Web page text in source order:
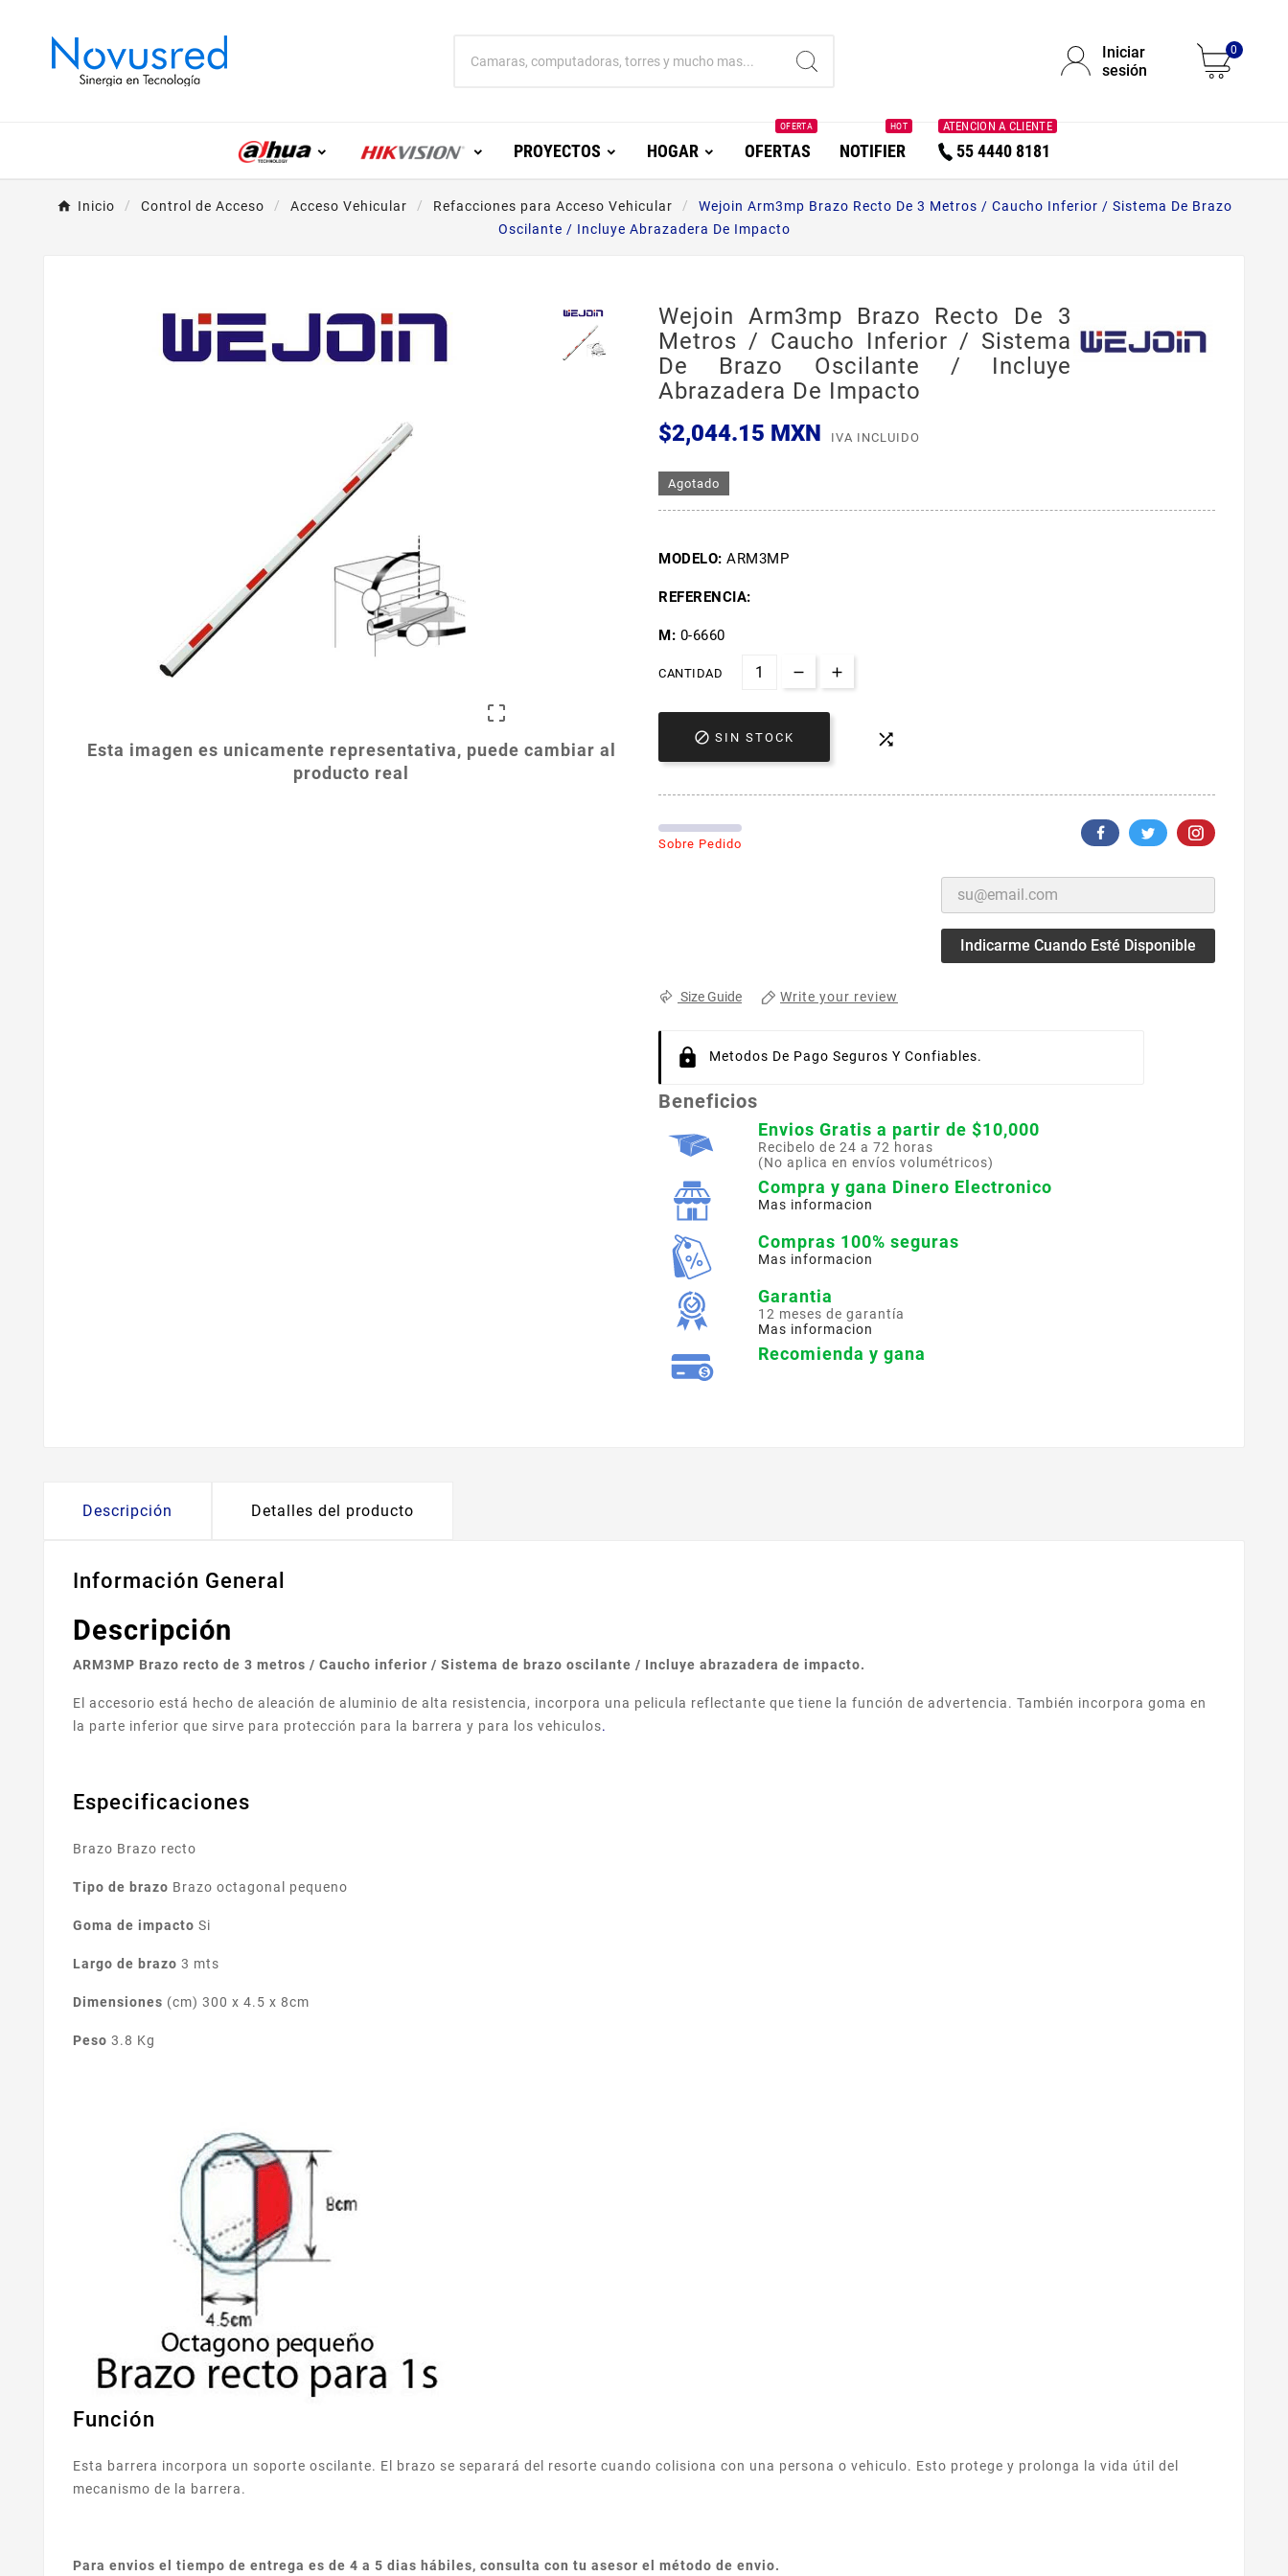
Iniciar
sesión
0
PROYECTOS HOGAR OFERTAS
OFERTA
NOTIFIER
HOT
55 4440 8181
ATENCION A CLIENTE
Inicio Control de Acceso Acceso Vehicular Refacciones para Acceso Vehicular
Wejoin Arm3mp Brazo Recto De 3 Metros / Caucho Inferior / Sistema De Brazo
Oscilante / Incluye Abrazadera De Impacto

Esta imagen es unicamente representativa, puede cambiar al
producto real
Wejoin Arm3mp Brazo Recto De 3
Metros / Caucho Inferior / Sistema
De Brazo Oscilante / Incluye
Abrazadera De Impacto
$2,044.15 MXN
IVA INCLUIDO
Agotado
MODELO: ARM3MP
REFERENCIA:
M: 0-6660
CANTIDAD
 SIN STOCK 
Sobre Pedido
Indicarme Cuando Esté Disponible
Size Guide Write your review
Metodos De Pago Seguros Y Confiables.
Beneficios
Envios Gratis a partir de $10,000
Recibelo de 24 a 72 horas
(No aplica en envíos volumétricos)
Compra y gana Dinero Electronico
Mas informacion
Compras 100% seguras
Mas informacion
Garantia
12 meses de garantía
Mas informacion
Recomienda y gana
Descripción Detalles del producto
Información General
Descripción
ARM3MP Brazo recto de 3 metros / Caucho inferior / Sistema de brazo oscilante / Incluye abrazadera de impacto.
El accesorio está hecho de aleación de aluminio de alta resistencia, incorpora una pelicula reflectante que tiene la función de advertencia. También incorpora goma en
la parte inferior que sirve para protección para la barrera y para los vehiculos.
Especificaciones
Brazo Brazo recto
Tipo de brazo Brazo octagonal pequeno
Goma de impacto Si
Largo de brazo 3 mts
Dimensiones (cm) 300 x 4.5 x 8cm
Peso 3.8 Kg
Función
Esta barrera incorpora un soporte oscilante. El brazo se separará del resorte cuando colisiona con una persona o vehiculo. Esto protege y prolonga la vida útil del
mecanismo de la barrera.
Para envios el tiempo de entrega es de 4 a 5 dias hábiles, consulta con tu asesor el método de envio.